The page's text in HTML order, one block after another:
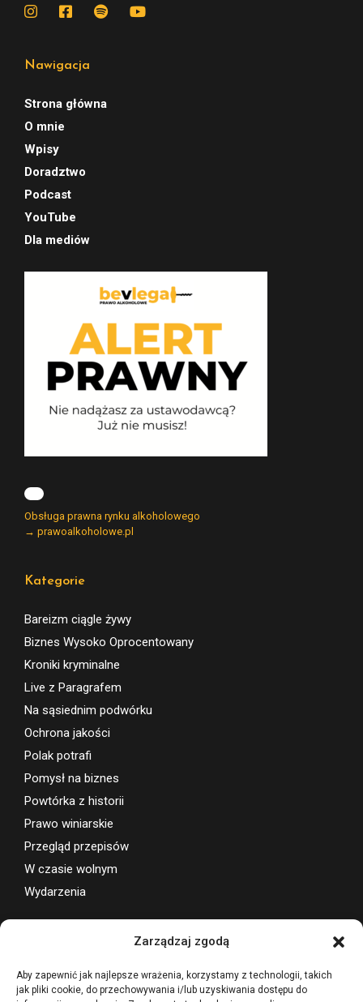
Zarządzaj zgodą
Aby zapewnić jak najlepsze wrażenia, korzystamy z technologii, takich
jak pliki cookie, do przechowywania i/lub uzyskiwania dostępu do
Nawigacja
Strona główna
O mnie
Wpisy
Doradztwo
Podcast
YouTube
Dla mediów
Obsługa prawna rynku alkoholowego
→ prawoalkoholowe.pl
Kategorie
Bareizm ciągle żywy
Biznes Wysoko Oprocentowany
Kroniki kryminalne
Live z Paragrafem
Na sąsiednim podwórku
Ochrona jakości
Polak potrafi
Pomysł na biznes
Powtórka z historii
Prawo winiarskie
Przegląd przepisów
W czasie wolnym
Wydarzenia